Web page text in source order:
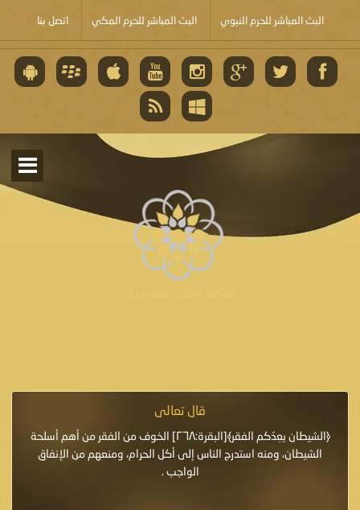
البث المباشر للحرم النبوي البث المباشر للحرم المكي اتصل بنا
قال تعالى
﴿الشيطان يعِدُكم الفقر﴾[البقرة:٢٦٨] الخوف من الفقر من أهم أسلحة
الشيطان، ومنه استدرج الناس إلى أكل الحرام، ومنعهم من الإنفاق
الواجب .